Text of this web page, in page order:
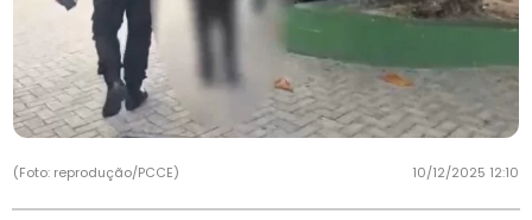
(Foto: reprodução/PCCE) 10/12/2025 12:10